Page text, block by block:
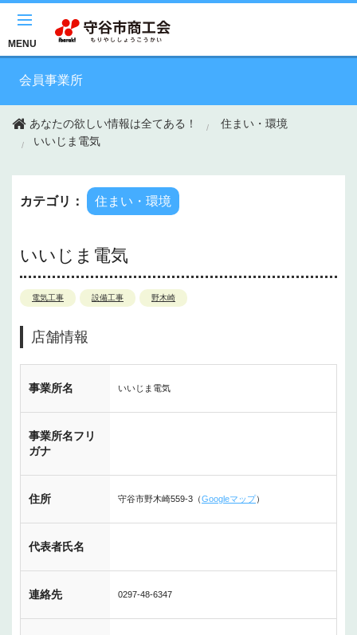
MENU
会員事業所
あなたの欲しい情報は全てある！
住まい・環境
いいじま電気
カテゴリ： 住まい・環境
いいじま電気
電気工事 設備工事 野木崎
店舗情報
事業所名 いいじま電気
事業所名フリ
ガナ
住所 守谷市野木崎559-3（Googleマップ）
代表者氏名
連絡先 0297-48-6347